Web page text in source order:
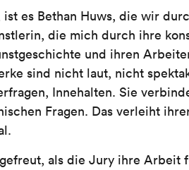
es Bethan Huws, die wir
die mich durch ihre
und ihren
sind nicht laut, nicht
Innehalten. Sie
Fragen. Das verleiht
als die Jury ihre Arbeit